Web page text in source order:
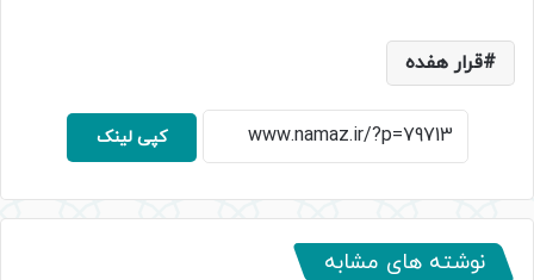
قرار هفده
کپی لینک
نوشته های مشابه